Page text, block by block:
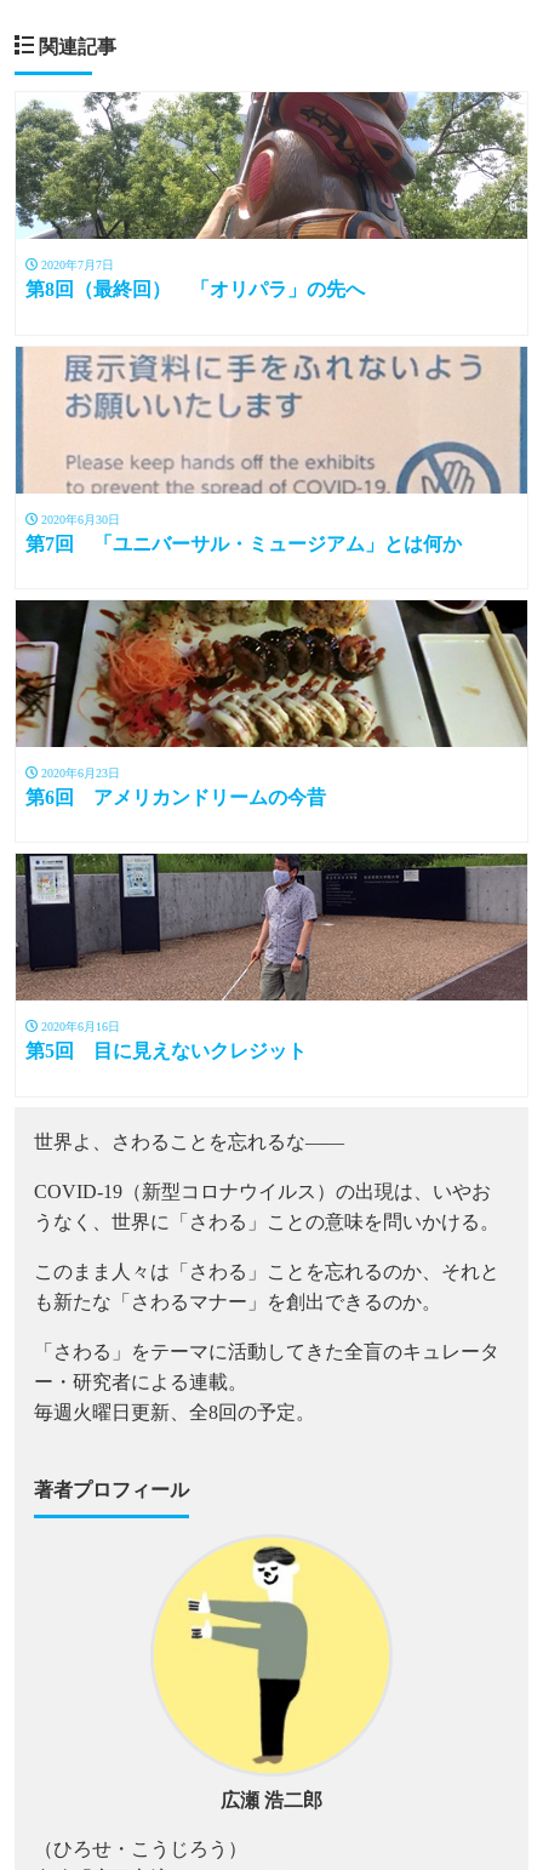
関連記事
2020年7月7日
第8回（最終回） 「オリパラ」の先へ
2020年6月30日
第7回 「ユニバーサル・ミュージアム」とは何か
2020年6月23日
第6回 アメリカンドリームの今昔
2020年6月16日
第5回 目に見えないクレジット
世界よ、さわることを忘れるな――
COVID-19（新型コロナウイルス）の出現は、いやお
うなく、世界に「さわる」ことの意味を問いかける。
このまま人々は「さわる」ことを忘れるのか、それと
も新たな「さわるマナー」を創出できるのか。
「さわる」をテーマに活動してきた全盲のキュレータ
ー・研究者による連載。
毎週火曜日更新、全8回の予定。
著者プロフィール
広瀬 浩二郎
（ひろせ・こうじろう）